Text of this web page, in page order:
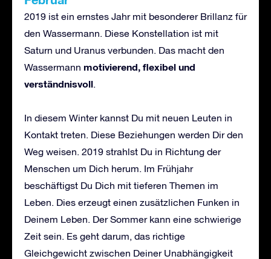
2019 ist ein ernstes Jahr mit besonderer Brillanz für
den Wassermann. Diese Konstellation ist mit
Saturn und Uranus verbunden. Das macht den
Wassermann motivierend, flexibel und
verständnisvoll.
In diesem Winter kannst Du mit neuen Leuten in
Kontakt treten. Diese Beziehungen werden Dir den
Weg weisen. 2019 strahlst Du in Richtung der
Menschen um Dich herum. Im Frühjahr
beschäftigst Du Dich mit tieferen Themen im
Leben. Dies erzeugt einen zusätzlichen Funken in
Deinem Leben. Der Sommer kann eine schwierige
Zeit sein. Es geht darum, das richtige
Gleichgewicht zwischen Deiner Unabhängigkeit